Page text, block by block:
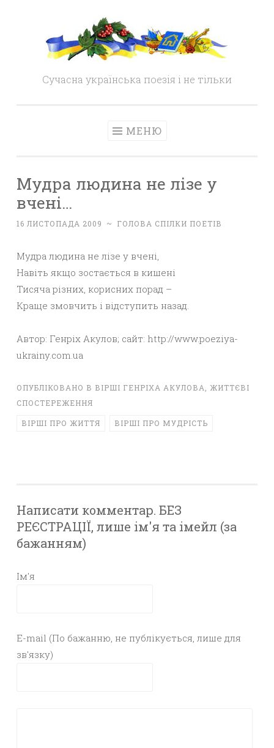
content
Сучасна українська поезія і не тільки
МЕНЮ
Мудра людина не лізе у
вчені…
16 ЛИСТОПАДА 2009 ~ ГОЛОВА СПІЛКИ ПОЕТІВ
Мудра людина не лізе у вчені,
Навіть якщо зостається в кишені
Тисяча різних, корисних порад –
Краще змовчить і відступить назад.
Автор: Генріх Акулов; сайт: http://www.poeziya-
ukrainy.com.ua
ОПУБЛІКОВАНО В ВІРШІ ГЕНРІХА АКУЛОВА
ЖИТТЄВІ
СПОСТЕРЕЖЕННЯ
ВІРШІ ПРО ЖИТТЯ ВІРШІ ПРО МУДРІСТЬ
Написати комментар. БЕЗ
РЕЄСТРАЦІЇ, лише ім'я та імейл (за
бажанням)
Ім'я
E-mail (По бажанню, не публікується, лише для
зв'язку)